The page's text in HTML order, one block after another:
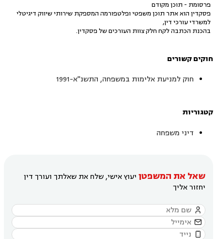
פרסומת - תוכן מקודם
פסקדין הוא אתר תוכן משפטי ופלטפורמה המספקת שירותי שיווק דיגיטלי
למשרדי עורכי דין,
בהכנת הכתבה לקח חלק צוות העורכים של פסקדין.
חוקים קשורים
חוק למניעת אלימות במשפחה, התשנ"א-1991
קטגוריות
דיני משפחה
שאל את המשפטן יעוץ אישי, שלח את שאלתך ועורך דין
יחזור אליך


